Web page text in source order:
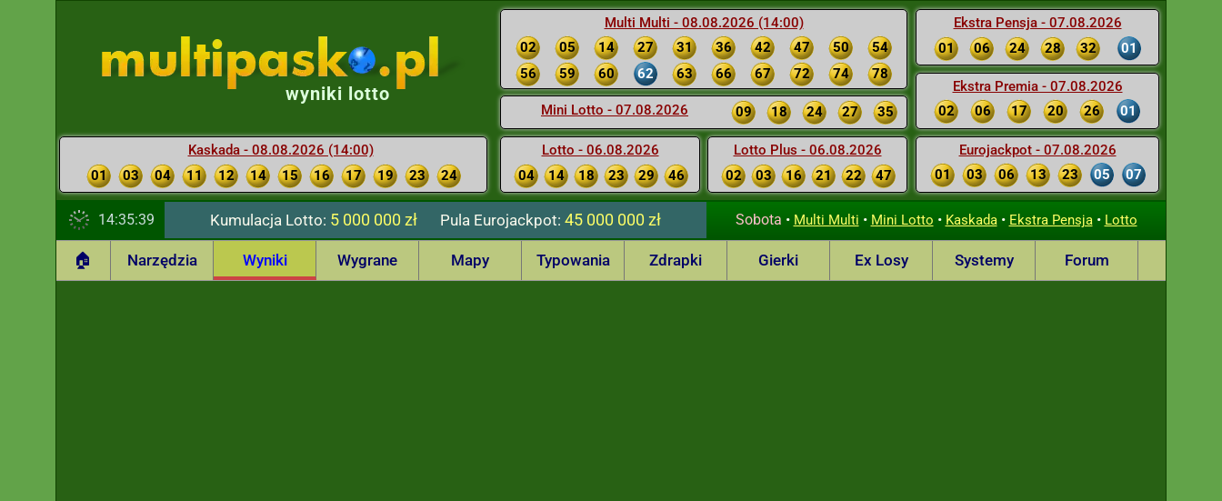
Multi Multi - 08.08.2026 (14:00)
02
05 14 27 31 36 42 47 50
54
56
59 60 62 63 66 67 72 74 78
Mini Lotto - 07.08.2026 09 18 24 27 35
Lotto - 06.08.2026
04
14 18 23 29 46
Lotto Plus - 06.08.2026
02
03 16 21 22 47
Ekstra Pensja - 07.08.2026
01
06 24 28 32 01
Ekstra Premia - 07.08.2026
02
06 17 20 26 01
Eurojackpot - 07.08.2026
01
03 06 13 23 05 07
wyniki lotto
Kaskada - 08.08.2026 (14:00)
01
03 04 11 12 14 15 16 17 19 23 24
14:35:40 Kumulacja Lotto: 5 000 000 zł PulaEurojackpot: 45 000 000 zł Sobota • Multi Multi • Mini Lotto • Kaskada• Ekstra Pensja• Lotto
🏠 Narzędzia Wyniki Wygrane Mapy Typowania Zdrapki Gierki Ex Losy Systemy Forum